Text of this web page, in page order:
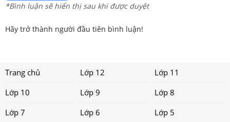
*Bình luận sẽ hiển thị sau khi được duyệt
Hãy trở thành người đầu tiên bình luận!
Trang chủ Lớp 12
Lớp 11
Lớp 10
Lớp 9
Lớp 8
Lớp 7
Lớp 6 Lớp 5